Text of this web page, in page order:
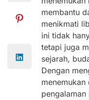
membantu
menikmati
ini tidak
tetapi juga
sejarah,
Dengan